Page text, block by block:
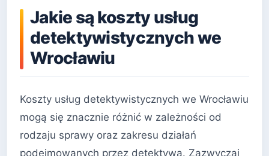
Jakie są koszty usług
detektywistycznych we
Wrocławiu
Koszty usług detektywistycznych we Wrocławiu
mogą się znacznie różnić w zależności od
rodzaju sprawy oraz zakresu działań
podejmowanych przez detektywa. Zazwyczaj